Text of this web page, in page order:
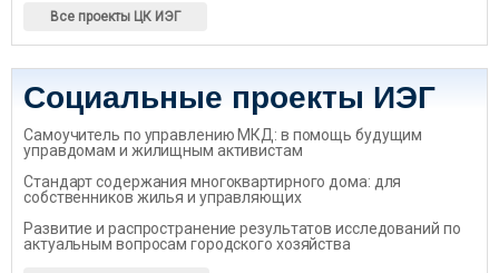
Все проекты ЦК ИЭГ
Социальные проекты ИЭГ
Самоучитель по управлению МКД: в помощь будущим
управдомам и жилищным активистам
Стандарт содержания многоквартирного дома: для
собственников жилья и управляющих
Развитие и распространение результатов исследований по
актуальным вопросам городского хозяйства